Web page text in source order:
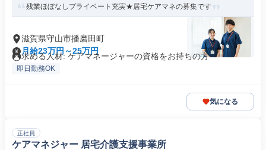
残業ほぼなしプライベート充実★居宅ケアマネの募集です
滋賀県守山市播磨田町
月給23万円～25万円
求める人材: ケアマネージャーの資格をお持ちの方
即日勤務OK
気になる
正社員
ケアマネジャー 居宅介護支援事業所